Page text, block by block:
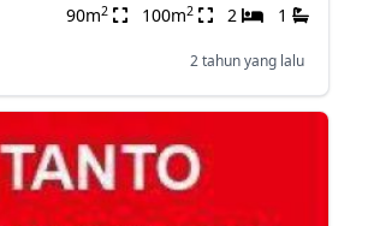
90m2 100m2 2 1
2 tahun yang lalu